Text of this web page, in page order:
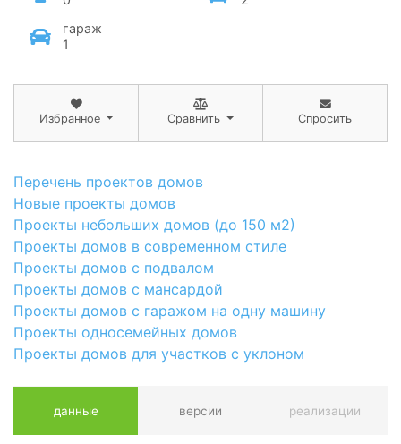
гараж
1
Избранное Сравнить Спросить
Перечень проектов домов
Новые проекты домов
Проекты небольших домов (до 150 м2)
Проекты домов в современном стиле
Проекты домов с подвалом
Проекты домов с мансардой
Проекты домов с гаражом на одну машину
Проекты односемейных домов
Проекты домов для участков с уклоном
данные версии реализации